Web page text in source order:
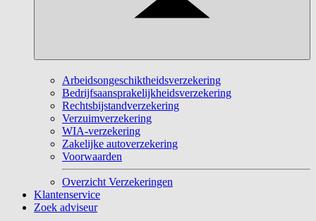
Arbeidsongeschiktheidsverzekering
Bedrijfsaansprakelijkheidsverzekering
Rechtsbijstandverzekering
Verzuimverzekering
WIA-verzekering
Zakelijke autoverzekering
Voorwaarden
Overzicht Verzekeringen
Klantenservice
Zoek adviseur